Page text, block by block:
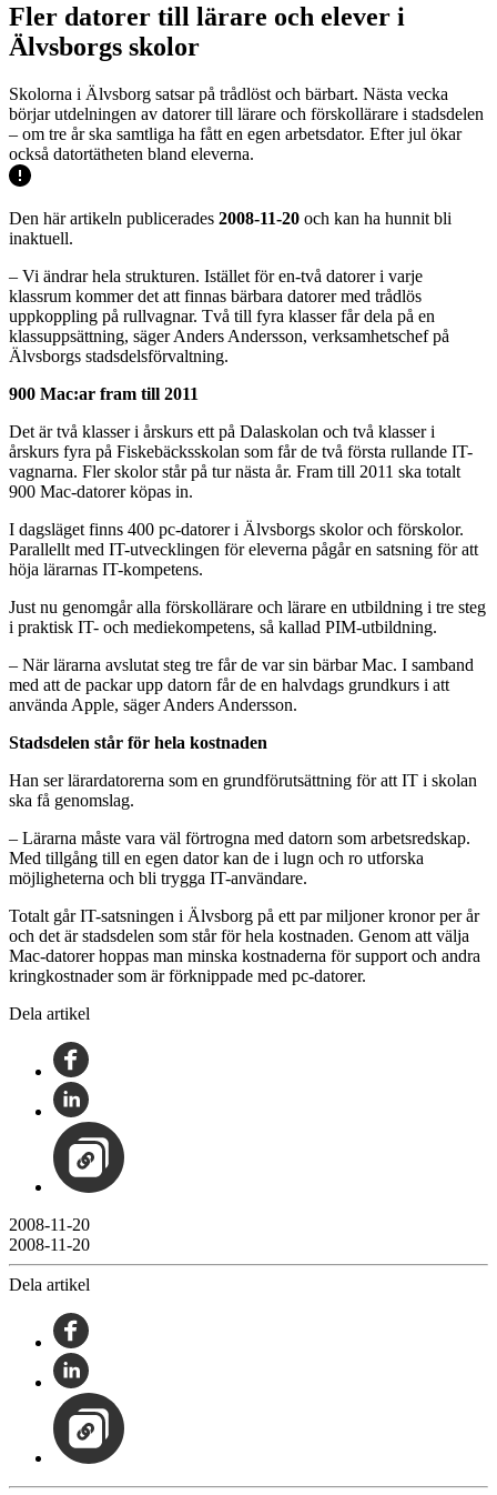
Fler datorer till lärare och elever i
Älvsborgs skolor
Skolorna i Älvsborg satsar på trådlöst och bärbart. Nästa vecka
börjar utdelningen av datorer till lärare och förskollärare i stadsdelen
– om tre år ska samtliga ha fått en egen arbetsdator. Efter jul ökar
också datortätheten bland eleverna.
Den här artikeln publicerades 2008-11-20 och kan ha hunnit bli
inaktuell.
– Vi ändrar hela strukturen. Istället för en-två datorer i varje
klassrum kommer det att finnas bärbara datorer med trådlös
uppkoppling på rullvagnar. Två till fyra klasser får dela på en
klassuppsättning, säger Anders Andersson, verksamhetschef på
Älvsborgs stadsdelsförvaltning.
900 Mac:ar fram till 2011
Det är två klasser i årskurs ett på Dalaskolan och två klasser i
årskurs fyra på Fiskebäcksskolan som får de två första rullande IT-
vagnarna. Fler skolor står på tur nästa år. Fram till 2011 ska totalt
900 Mac-datorer köpas in.
I dagsläget finns 400 pc-datorer i Älvsborgs skolor och förskolor.
Parallellt med IT-utvecklingen för eleverna pågår en satsning för att
höja lärarnas IT-kompetens.
Just nu genomgår alla förskollärare och lärare en utbildning i tre steg
i praktisk IT- och mediekompetens, så kallad PIM-utbildning.
– När lärarna avslutat steg tre får de var sin bärbar Mac. I samband
med att de packar upp datorn får de en halvdags grundkurs i att
använda Apple, säger Anders Andersson.
Stadsdelen står för hela kostnaden
Han ser lärardatorerna som en grundförutsättning för att IT i skolan
ska få genomslag.
– Lärarna måste vara väl förtrogna med datorn som arbetsredskap.
Med tillgång till en egen dator kan de i lugn och ro utforska
möjligheterna och bli trygga IT-användare.
Totalt går IT-satsningen i Älvsborg på ett par miljoner kronor per år
och det är stadsdelen som står för hela kostnaden. Genom att välja
Mac-datorer hoppas man minska kostnaderna för support och andra
kringkostnader som är förknippade med pc-datorer.
Dela artikel
2008-11-20
2008-11-20
Dela artikel